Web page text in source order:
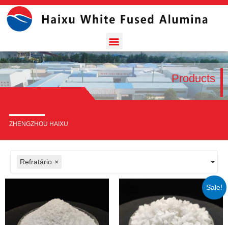
Products
ZHENGZHOU HAIXU
Refratário ×
Sale!